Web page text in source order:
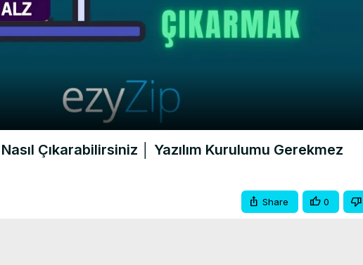
Çıkarabilirsiniz │ Yazılım Kurulumu Gerekmez
Share 0